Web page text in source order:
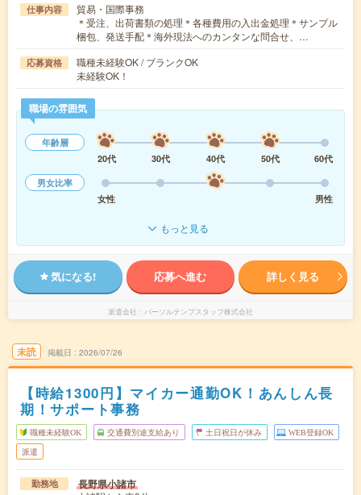
仕事内容
貿易・国際事務
＊受注、出荷書類の処理＊各種費用の入出金処理＊サンプル
梱包、発送手配＊海外現法へのカンタンな問合せ、…
応募資格
職種未経験OK / ブランクOK
未経験OK！
職場の雰囲気
年齢層
20代
30代 40代 50代
60代
男女比率
女性
男性
もっと見る
気になる! 応募へ進む 詳しく見る
派遣会社 パーソルテンプスタッフ株式会社
未読 掲載日 2026/07/26
【時給1300円】マイカー通勤OK！あんしん長
期！サポート事務
職種未経験OK 交通費別途支給あり 土日祝日が休み WEB登録OK
派遣
勤務地 長野県小諸市